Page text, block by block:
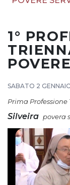
1°
SABATO 2
Prima Professione
Silveira povera